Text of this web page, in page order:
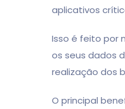
aplicativos
Isso é feito por
os seus dados
realização dos
O principal